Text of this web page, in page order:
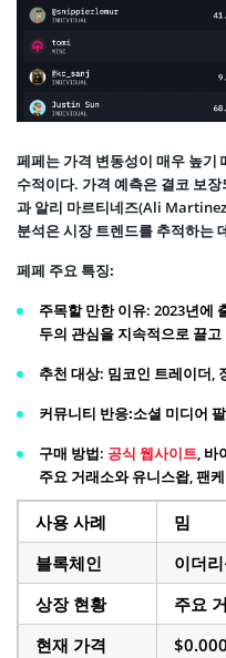
페페는 가격 변동성이 매우 높기
수적이다. 가격 예측은 결코 보
과 알리 마르티네즈(Ali
분석은 시장 트렌드를 추적하는
페페 주요 특징:
주목할 만한 이유: 2023년에
두의 관심을 지속적으로 끌
추천 대상: 밈코인 트레이더,
커뮤니티 반응:소셜 미디어
구매 방법: 공식 웹사이트, 바
주요 거래소와 유니스왑, 팬
사용 사례
밈
블록체인
이더
상장 현황
주요
현재 가격